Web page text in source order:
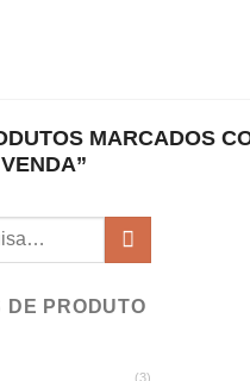
MARCADOS
DE PRODUTO
(3)